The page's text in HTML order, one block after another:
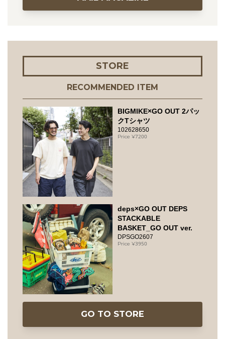
STORE
RECOMMENDED ITEM
BIGMIKE×GO OUT 2パッ
クTシャツ
102628650
7200
deps×GO OUT DEPS
STACKABLE
BASKET_GO OUT ver.
DPSGO2607
3950
GO TO STORE